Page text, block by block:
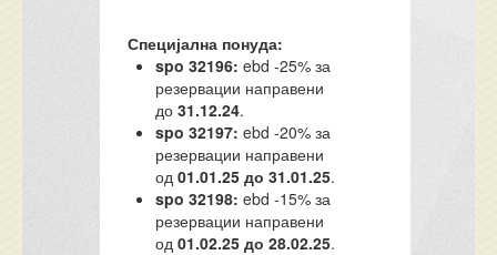
Специјална понуда:
spo 32196: ebd -25% за
резервации направени
до31.12.24.
spo 32197: ebd -20% за
резервации направени
од01.01.25 до 31.01.25.
spo 32198: ebd -15% за
резервации направени
од01.02.25 до 28.02.25.